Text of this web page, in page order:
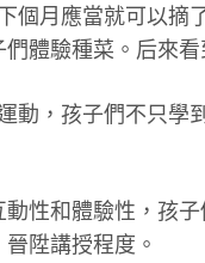
個月應當就可以
體驗種菜。后來
動，孩子們不只
性和體驗性，孩
陞講授程度。